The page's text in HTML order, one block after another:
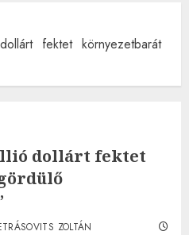
fektet környezetbarát
dollárt fektet
ZOLTÁN